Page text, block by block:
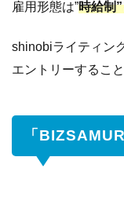
雇用形態は”時給制
shinobiライティン
エントリーするこ
「